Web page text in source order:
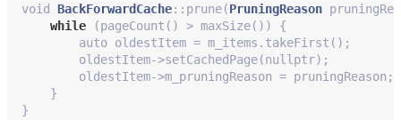
void BackForwardCache::prune(PruningReason
while (pageCount () > maxSize() ) {
        auto oldestItem = m_items.takeFirst
() ;
        oldestItem->setCachedPage(nullptr);
        oldestItem->m_pruningReason = pruningReason;
    }
}